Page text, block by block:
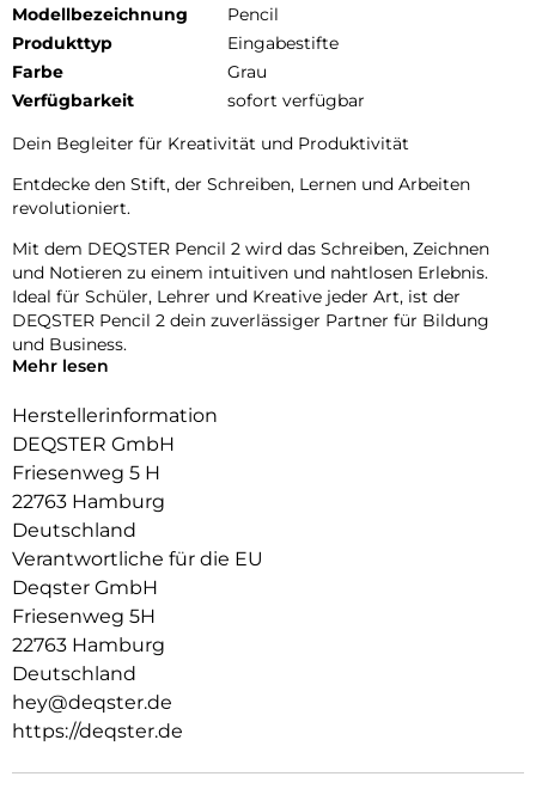
Modellbezeichnung
Pencil
Produkttyp
Eingabestifte
Farbe
Grau
Verfügbarkeit
sofort verfügbar
Dein Begleiter für Kreativität und Produktivität
Entdecke den Stift, der Schreiben, Lernen und Arbeiten
revolutioniert.
Mit dem DEQSTER Pencil 2 wird das Schreiben, Zeichnen
und Notieren zu einem intuitiven und nahtlosen Erlebnis.
Ideal für Schüler, Lehrer und Kreative jeder Art, ist der
DEQSTER Pencil 2 dein zuverlässiger Partner für Bildung
und Business.
Ein Tool, das so gut aussieht, wie es funktioniert.
Mit seinem stilvollen und ergonomischen Design bietet der
DEQSTER Pencil 2 ein Schreib- und Zeichenerlebnis, das
sowohl ästhetisch ansprechend als auch komfortabel ist.
Hochwertig und Robust
Gebaut, um zu halten.
Der DEQSTER Pencil 2 besteht aus robustem Aluminium,
das ihm Langlebigkeit und ein Premium-Gefühl verleiht.
Investiere in Qualität, die über Jahre hinweg hält.
Einfache Verbindung
Mehr lesen
Herstellerinformation
DEQSTER GmbH
Friesenweg 5 H
22763 Hamburg
Deutschland
Verantwortliche für die EU
Deqster GmbH
Friesenweg 5H
22763 Hamburg
Deutschland
hey@deqster.de
https://deqster.de